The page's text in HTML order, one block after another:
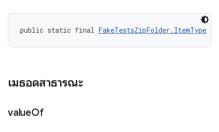
public static final FakeTestsZipFolder.ItemType
เมธอดสาธารณะ
valueOf